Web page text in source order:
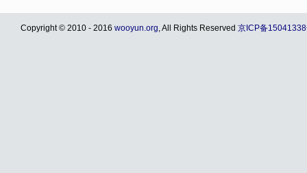
Copyright © 2010 - 2016 wooyun.org, All Rights Reserved 京ICP备